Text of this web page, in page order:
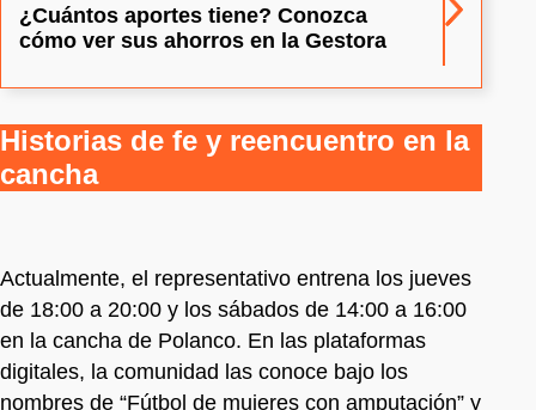
¿Cuántos aportes tiene? Conozca
cómo ver sus ahorros en la Gestora
Historias de fe y reencuentro en la
cancha
Actualmente, el representativo entrena los jueves
de 18:00 a 20:00 y los sábados de 14:00 a 16:00
en la cancha de Polanco. En las plataformas
digitales, la comunidad las conoce bajo los
nombres de “Fútbol de mujeres con amputación” y